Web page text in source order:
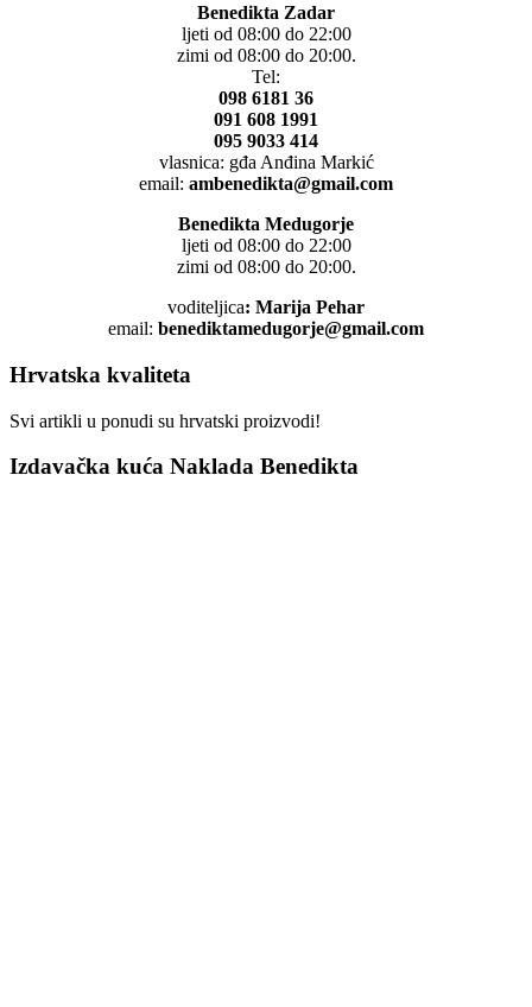
Benedikta Zadar
ljeti od 08:00 do 22:00
zimi od 08:00 do 20:00.
Tel:
098 6181 36
091 608 1991
095 9033 414
vlasnica: gđa Anđina Markić
email: ambenedikta@gmail.com
Benedikta Medugorje
ljeti od 08:00 do 22:00
zimi od 08:00 do 20:00.
voditeljica: Marija Pehar
email: benediktamedugorje@gmail.com
Hrvatska kvaliteta
Svi artikli u ponudi su hrvatski proizvodi!
Izdavačka kuća Naklada Benedikta